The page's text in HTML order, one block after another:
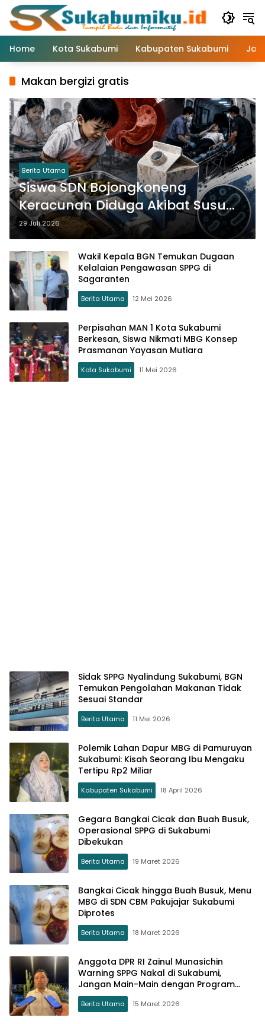
Langsung
konten
Home
Kota Sukabumi Kabupaten Sukabumi
Makan bergizi gratis
Berita Utama
Siswa SDN Bojongkoneng
Keracunan Diduga Akibat Susu
MBG Kadaluarsa
29 Juli 2026
Wakil Kepala BGN Temukan Dugaan
Kelalaian Pengawasan SPPG di
Sagaranten
Berita Utama 12 Mei 2026
Perpisahan MAN 1 Kota Sukabumi
Berkesan, Siswa Nikmati MBG Konsep
Prasmanan Yayasan Mutiara
Kota Sukabumi 11 Mei 2026
Sidak SPPG Nyalindung Sukabumi, BGN
Temukan Pengolahan Makanan Tidak
Sesuai Standar
Berita Utama 11 Mei 2026
Polemik Lahan Dapur MBG di Pamuruyan
Sukabumi: Kisah Seorang Ibu Mengaku
Tertipu Rp2 Miliar
Kabupaten Sukabumi 18 April 2026
Gegara Bangkai Cicak dan Buah Busuk,
Operasional SPPG di Sukabumi
Dibekukan
Berita Utama 19 Maret 2026
Bangkai Cicak hingga Buah Busuk, Menu
MBG di SDN CBM Pakujajar Sukabumi
Diprotes
Berita Utama 18 Maret 2026
Anggota DPR RI Zainul Munasichin
Warning SPPG Nakal di Sukabumi,
Jangan Main-Main dengan Program
MBG
Berita Utama 15 Maret 2026